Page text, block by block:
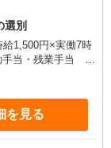
選別
対応可
を見る